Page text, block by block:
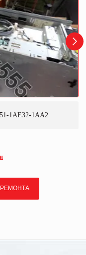
1AE32-1AA2